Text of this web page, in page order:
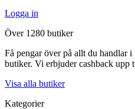
Logga in
Över 1280 butiker
Få pengar över på allt du handlar
butiker. Vi erbjuder cashback upp
Visa alla butiker
Kategorier